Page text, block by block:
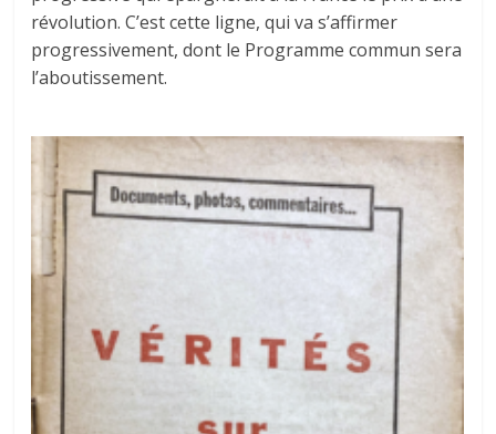
révolution. C’est cette ligne, qui va s’affirmer
progressivement, dont le Programme commun sera
l’aboutissement.